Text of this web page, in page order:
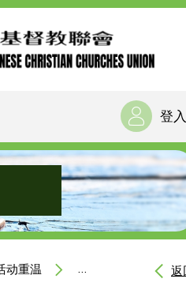
登入
动重温 同性运动多面睇（返